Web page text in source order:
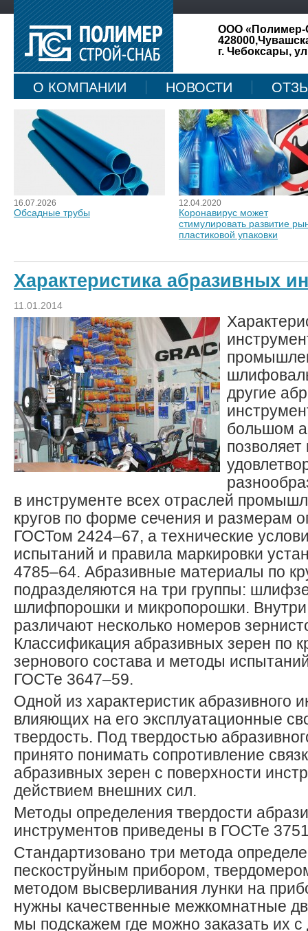
ООО «Полимер-
г. Чебоксары,
О КОМПАНИИ НОВОСТИ
КАРТА САЙТА
16.07.2026
Обсадные трубы
12.04.2020
Коронавирус может
стимулировать развитие
пластиковой упаковки
Характеристика абразивных
11.01.2014
другие
большом
в инструменте всех отраслей
кругов по форме сечения и размерам
ГОСТом 2424–67, а технические
испытаний и правила маркировки
4785–64. Абразивные материалы по
подразделяются на три группы:
шлифпорошки и микропорошки. Внутри
различают несколько номеров
Классификация абразивных зерен по
зернового состава и методы
ГОСТе 3647–59.
Одной из характеристик абразивного
влияющих на его эксплуатационные
твердость. Под твердостью
принято понимать сопротивление
абразивных зерен с поверхности
действием внешних сил.
Методы определения твердости
инструментов приведены в ГОСТе
Стандартизовано три метода
пескоструйным прибором,
методом высверливания лунки на
нужны качественные межкомнатные
мы подскажем где можно заказать их с